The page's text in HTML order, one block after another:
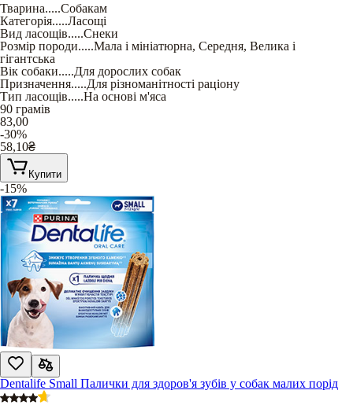
Тварина.....Собакам
Категорія.....Ласощі
Вид ласощів.....Снеки
Розмір породи.....Мала і мініатюрна, Середня, Велика і
гігантська
Вік собаки.....Для дорослих собак
Призначення.....Для різноманітності раціону
Тип ласощів.....На основі м'яса
90 грамів
83,00
-30%
58,10₴
Купити
-15%
Dentalife Small Палички для здоров'я зубів у собак малих порід